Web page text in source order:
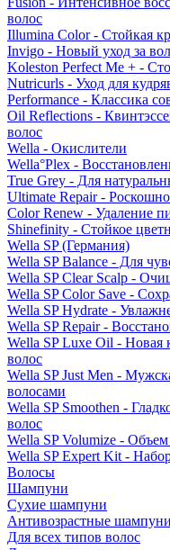
волос
Illumina Color - Стойкая
Invigo - Новый уход за
Koleston Perfect Me + -
Nutricurls - Уход для
Performance - Классика
Oil Reflections -
волос
Wella - Окислители
Wella°Plex -
True Grey - Для
Ultimate Repair -
Color Renew - Удаление
Shinefinity - Стойкое
Wella SP (Германия)
Wella SP Balance - Для
Wella SP Clear Scalp -
Wella SP Color Save -
Wella SP Hydrate -
Wella SP Repair -
Wella SP Luxe Oil - Новая
волос
Wella SP Just Men -
волосами
Wella SP Smoothen -
волос
Wella SP Volumize -
Wella SP Expert Kit -
Волосы
Шампуни
Сухие шампуни
Антивозрастные шампуни
Для всех типов волос